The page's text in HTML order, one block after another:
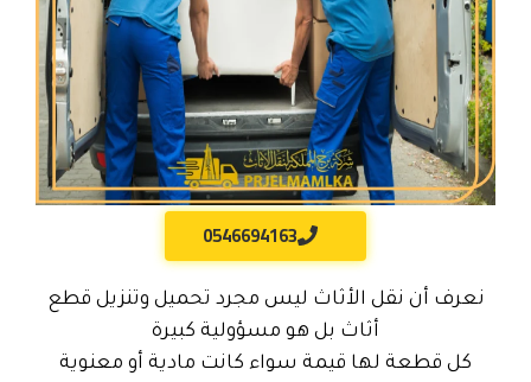
0546694163
نعرف أن نقل الأثاث ليس مجرد تحميل وتنزيل قطع
أثاث بل هو مسؤولية كبيرة
كل قطعة لها قيمة سواء كانت مادية أو معنوية